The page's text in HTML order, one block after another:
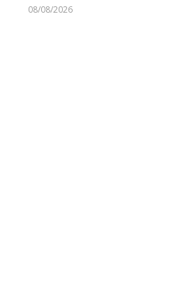
08/08/2026